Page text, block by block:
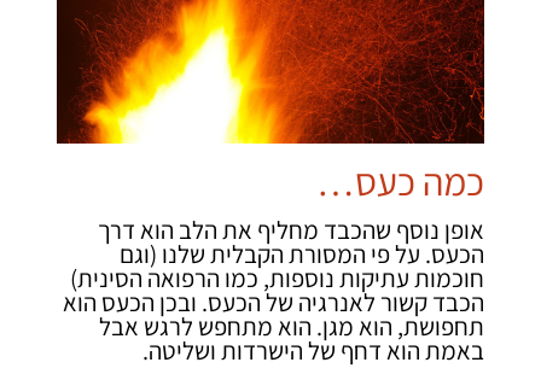
כמה כעס…
אופן נוסף שהכבד מחליף את הלב הוא דרך
הכעס. על פי המסורת הקבלית שלנו (וגם
חוכמות עתיקות נוספות, כמו הרפואה הסינית)
הכבד קשור לאנרגיה של הכעס. ובכן הכעס הוא
תחפושת, הוא מגן. הוא מתחפש לרגש אבל
באמת הוא דחף של הישרדות ושליטה.